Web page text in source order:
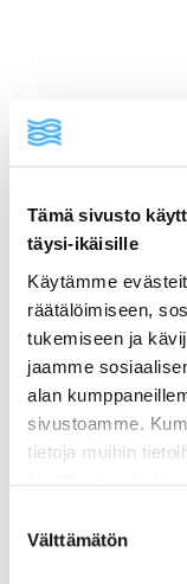
Tämä sivusto
täysi-ikäisille
Käytämme
räätälöimiseen,
tukemiseen ja
jaamme
alan
sivustoamme.
tietoja muihin
tai vanhempi.
valinta
Välttämätön
1 iso
kuivattua